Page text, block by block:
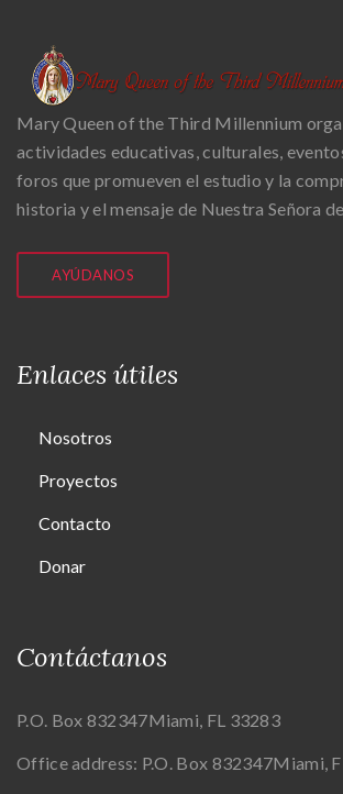
Mary Queen of the Third Millennium
actividades educativas, culturales,
foros que promueven el estudio y la
historia y el mensaje de Nuestra Señora
AYÚDANOS
Enlaces útiles
Nosotros
Proyectos
Contacto
Donar
Contáctanos
P.O. Box 832347Miami, FL 33283
Office address: P.O. Box 832347Miami,